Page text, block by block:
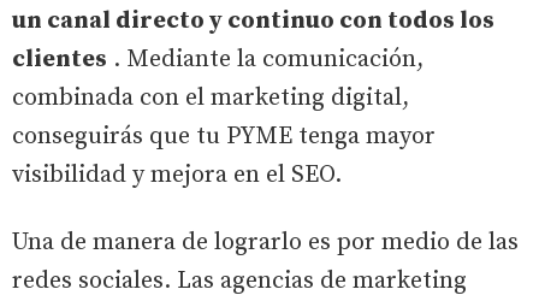
un canal directo y continuo con todos los
clientes . Mediante la comunicación,
combinada con el marketing digital,
conseguirás que tu PYME tenga mayor
visibilidad y mejora en el SEO.
Una de manera de lograrlo es por medio de las
redes sociales. Las agencias de marketing